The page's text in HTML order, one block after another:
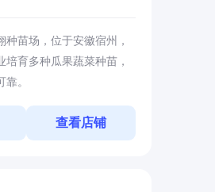
种苗场，位于安徽宿州，
培育多种瓜果蔬菜种苗，
。
查看店铺